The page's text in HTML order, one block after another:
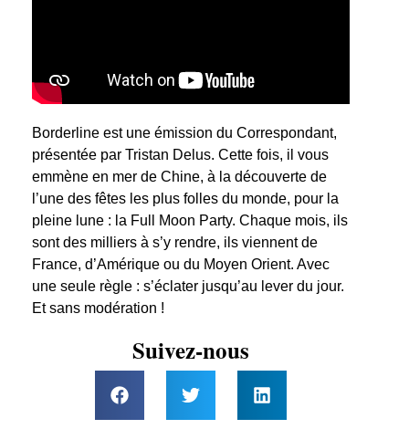
Borderline est une émission du Correspondant,
présentée par Tristan Delus. Cette fois, il vous
emmène en mer de Chine, à la découverte de
l’une des fêtes les plus folles du monde, pour la
pleine lune : la Full Moon Party. Chaque mois, ils
sont des milliers à s’y rendre, ils viennent de
France, d’Amérique ou du Moyen Orient. Avec
une seule règle : s’éclater jusqu’au lever du jour.
Et sans modération !
Suivez-nous